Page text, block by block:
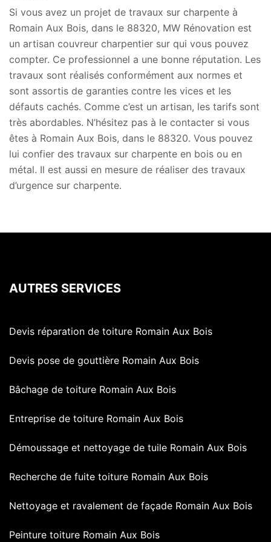
Si vous avez un projet de travaux sur charpente à
Romain Aux Bois, dans le 88320, MW Rénovation est
un artisan couvreur charpentier sur qui vous pouvez
compter. Ce professionnel a une bonne réputation. Les
travaux sont réalisés conformément aux normes et
sont assortis de garanties contre les vices et les
défauts cachés. Comme c’est un artisan, les tarifs sont
très abordables. N’hésitez pas à le contacter si vous
êtes à Romain Aux Bois, dans le 88320. Vous pouvez
lui confier des travaux sur charpente en bois ou en
métal. Il est aussi en mesure de réaliser des travaux
d’urgence sur charpente.
AUTRES SERVICES
Devis réparation de toiture Romain Aux Bois
Devis pose de gouttière Romain Aux Bois
Bâchage de toiture Romain Aux Bois
Entreprise de toiture Romain Aux Bois
Démoussage et nettoyage de tuile Romain Aux Bois
Recherche de fuite toiture Romain Aux Bois
Nettoyage et ravalement de façade Romain Aux Bois
Peinture toiture Romain Aux Bois